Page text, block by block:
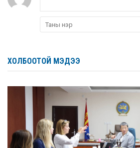
ХОЛБООТОЙ МЭДЭЭ